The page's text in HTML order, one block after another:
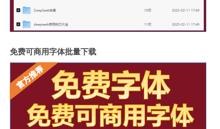
免费可商用字体批量下载